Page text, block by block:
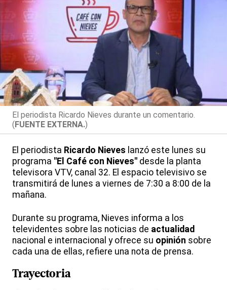
El periodista Ricardo Nieves durante un comentario.
(FUENTE EXTERNA.)
El periodista Ricardo Nieves lanzó este lunes su
programa "El Café con Nieves" desde la planta
televisora VTV, canal 32. El espacio televisivo se
transmitirá de lunes a viernes de 7:30 a 8:00 de la
mañana.
Durante su programa, Nieves informa a los
televidentes sobre las noticias de actualidad
nacional e internacional y ofrece su opinión sobre
cada una de ellas, refiere una nota de prensa.
Trayectoria